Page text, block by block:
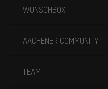
WUNSCHBOX
AACHENER COMMUNITY
TEAM